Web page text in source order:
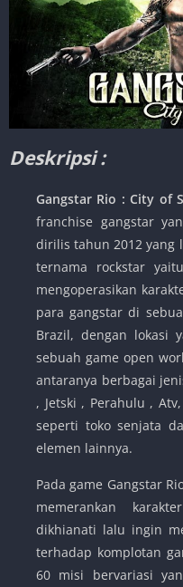
Deskripsi :
Gangstar Rio : City of
franchise gangstar
dirilis tahun 2012 yang
ternama rockstar
mengoperasikan
para gangstar di
Brazil, dengan lokasi
sebuah game open
antaranya berbagai
, Jetski , Perahulu ,
seperti toko senjata
elemen lainnya.
Pada game Gangstar
memerankan
dikhianati lalu ingin
terhadap komplotan
60 misi bervariasi